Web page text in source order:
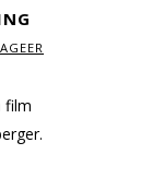
film